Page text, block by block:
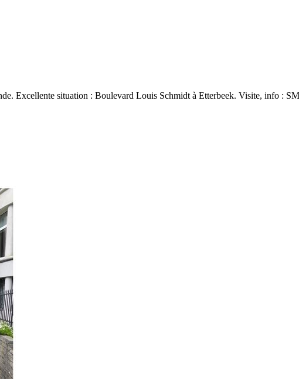
Excellente situation : Boulevard Louis Schmidt à Etterbeek. Visite, info :